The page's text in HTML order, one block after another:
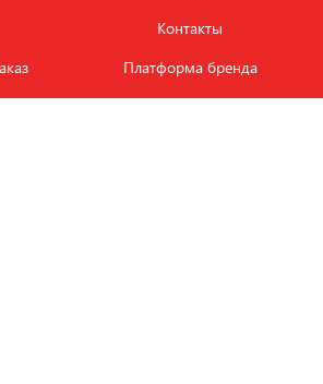
Контакты
Платформа бренда